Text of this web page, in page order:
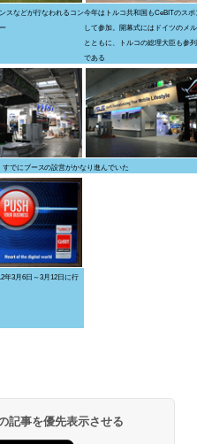
スなどが行なわれるコン今年はトルコ共和国もCeBITのスポ
して参加。開幕式にはドイツのメ
とともに、トルコの総理大臣も参
である
でにブースの設営がかなり進んでいた
年3月6日～3月12日に行
記事を優先表示させる